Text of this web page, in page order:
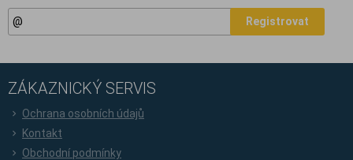
Registrovat
ZÁKAZNICKÝ SERVIS
Ochrana osobních údajů
Kontakt
Obchodní podmínky